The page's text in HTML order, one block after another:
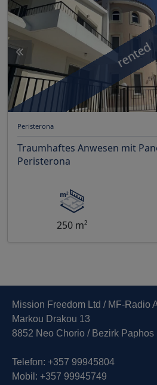
rented
Peristerona
Traumhaftes Anwesen mit
Peristerona
250 m²
Mission Freedom Ltd / MF-Radio
Markou Drakou 13
8852 Neo Chorio / Bezirk Paphos
Telefon: +357 99945804
Mobil: +357 99945749